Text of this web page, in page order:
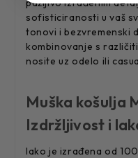
sofisticiranosti u vaš
tonovi i bezvremenski
kombinovanje s
nosite uz odelo ili
Muška košulja
Izdržljivost i
Iako je izrađena od